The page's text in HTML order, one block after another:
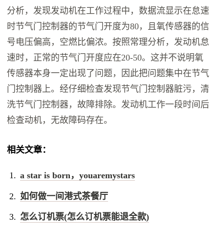
分析，发现发动机在工作过程中，数据流显示在怠速
时节气门控制器的节气门开度为80，且氧传感器的信
号电压偏高，空燃比偏浓。按照常理分析，发动机怠
速时，正常的节气门开度应在20-50。这并不说明氧
传感器本身一定出现了问题，因此把问题集中在节气
门控制器上。经仔细检查发现节气门控制器脏污，清
洗节气门控制器，故障排除。发动机工作一段时间后
检查动机，无故障码存在。
相关文章：
a star is born，youaremystars
如何做一间港式茶餐厅
怎么订机票(怎么订机票能退全款)